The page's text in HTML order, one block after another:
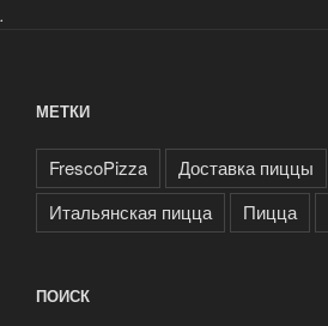
.
МЕТКИ
FrescoPizza
Доставка пиццы
Итальянская пицца
Пицца
ПОИСК